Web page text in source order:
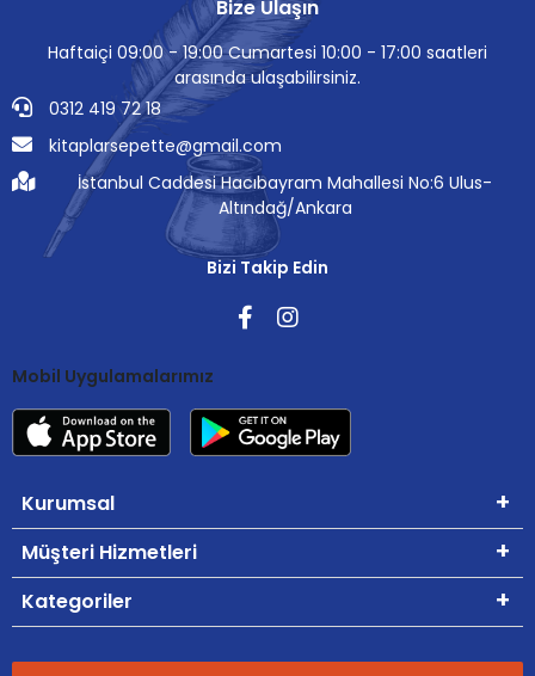
Bize Ulaşın
Haftaiçi 09:00 - 19:00 Cumartesi 10:00 - 17:00 saatleri
arasında ulaşabilirsiniz.
0312 419 72 18
kitaplarsepette@gmail.com
İstanbul Caddesi Hacıbayram Mahallesi No:6 Ulus-
Altındağ/Ankara
Bizi Takip Edin
Mobil Uygulamalarımız
Kurumsal
Müşteri Hizmetleri
Kategoriler